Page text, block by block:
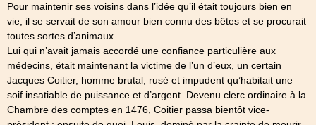
Pour maintenir ses voisins dans l’idée qu’il était toujours bien en
vie, il se servait de son amour bien connu des bêtes et se procurait
toutes sortes d’animaux.
Lui qui n’avait jamais accordé une confiance particulière aux
médecins, était maintenant la victime de l’un d’eux, un certain
Jacques Coitier, homme brutal, rusé et impudent qu’habitait une
soif insatiable de puissance et d’argent. Devenu clerc ordinaire à la
Chambre des comptes en 1476, Coitier passa bientôt vice-